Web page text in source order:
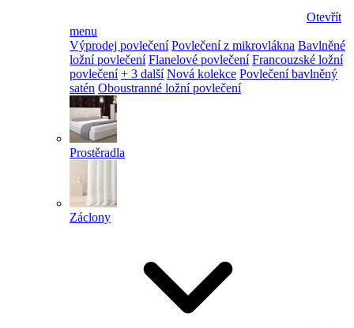
Otevřít
menu
Výprodej povlečení Povlečení z mikrovlákna Bavlněné
ložní povlečení Flanelové povlečení Francouzské ložní
povlečení + 3 další Nová kolekce Povlečení bavlněný
satén Oboustranné ložní povlečení
Prostěradla
Záclony